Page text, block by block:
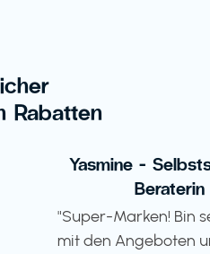
Rabatten
Yasmine -
Beraterin
"Super-Marken! Bin
mit den Angeboten